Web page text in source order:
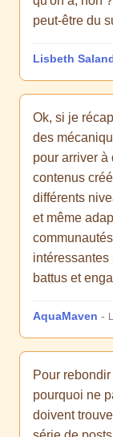
peut-être du
Lisbeth
Ok, si je
des
pour arriver à
contenus
différents
et même
intéressantes
battus et
AquaMaven -
Pour
pourquoi ne
doivent